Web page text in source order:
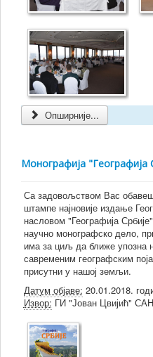
Опширније...
Монографија "Географија
Са задовољством Вас
штампе најновије издање
насловом "Географија
научно монографско дело,
има за циљ да ближе упозна
савременим географским
присутни у нашој земљи.
Датум објаве: 20.01.2018.
Извор: ГИ "Јован Цвијић"